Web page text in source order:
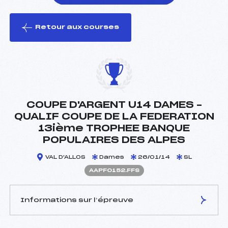
le ski
Retour aux courses
COUPE D'ARGENT U14 DAMES –
QUALIF COUPE DE LA FEDERATION
13ième TROPHEE BANQUE
POPULAIRES DES ALPES
VAL D'ALLOS Dames 26/01/14 SL
AAPF0152.FFS
Informations sur l’épreuve